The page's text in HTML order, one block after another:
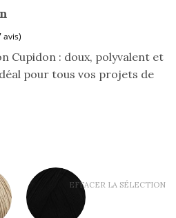
(227 avis)
Cupidon : doux, polyvalent et
pour tous vos projets de
EFFACER LA SÉLECTION